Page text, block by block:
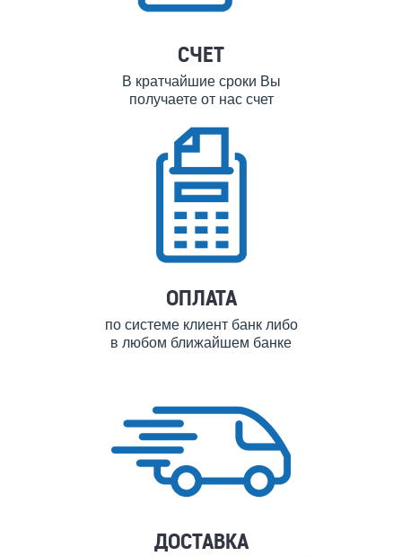
СЧЕТ
В кратчайшие сроки Вы
получаете от нас счет
ОПЛАТА
по системе клиент банк либо
в любом ближайшем банке
ДОСТАВКА